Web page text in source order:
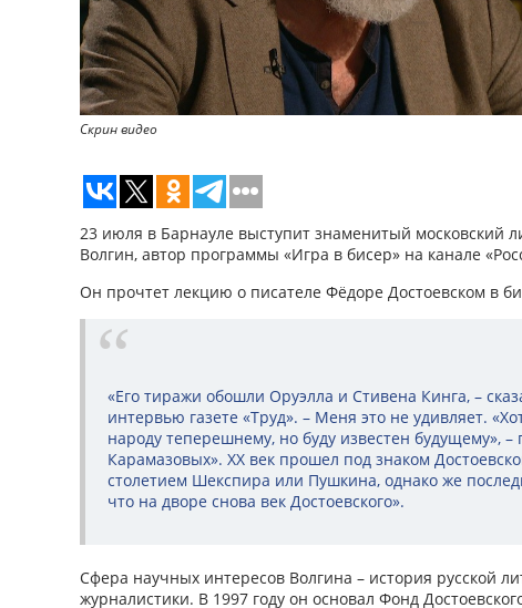
Скрин видео
23 июля в Барнауле выступит знаменитый московский
Волгин, автор программы «Игра в бисер» на канале
Он прочтет лекцию о писателе Фёдоре Достоевском в
«Его тиражи обошли Оруэлла и Стивена Кинга, –
интервью газете «Труд». – Меня это не удивляет.
народу теперешнему, но буду известен будущему», –
Карамазовых». XX век прошел под знаком
столетием Шекспира или Пушкина, однако же
что на дворе снова век Достоевского».
Сфера научных интересов Волгина – история русской
журналистики. В 1997 году он основал Фонд